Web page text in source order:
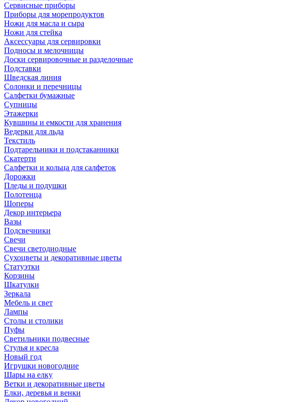
Сервисные приборы
Приборы для морепродуктов
Ножи для масла и сыра
Ножи для стейка
Аксессуары для сервировки
Подносы и мелочницы
Доски сервировочные и разделочные
Подставки
Шведская линия
Солонки и перечницы
Салфетки бумажные
Супницы
Этажерки
Кувшины и емкости для хранения
Ведерки для льда
Текстиль
Подтарельники и подстаканники
Скатерти
Салфетки и кольца для салфеток
Дорожки
Пледы и подушки
Полотенца
Шоперы
Декор интерьера
Вазы
Подсвечники
Свечи
Свечи светодиодные
Сухоцветы и декоративные цветы
Статуэтки
Корзины
Шкатулки
Зеркала
Мебель и свет
Лампы
Столы и столики
Пуфы
Светильники подвесные
Стулья и кресла
Новый год
Игрушки новогодние
Шары на елку
Ветки и декоративные цветы
Елки, деревья и венки